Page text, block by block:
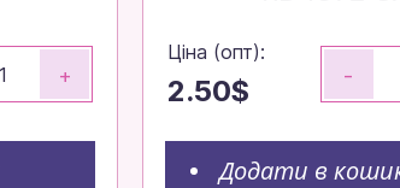
+
Ціна (опт):
2.50$ -
Додати в